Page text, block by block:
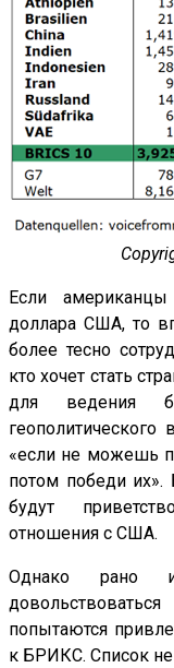
Если
доллара США, то
более тесно
кто хочет стать
для ведения
«если не можешь
потом победи
будут
отношения с США.
Однако рано
попытаются
к БРИКС. Список